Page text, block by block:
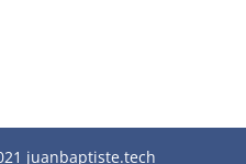
juanbaptiste.tech